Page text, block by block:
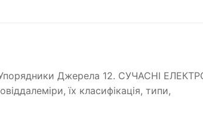
Упорядники Джерела 12. СУЧАСНІ
їх класифікація, типи,